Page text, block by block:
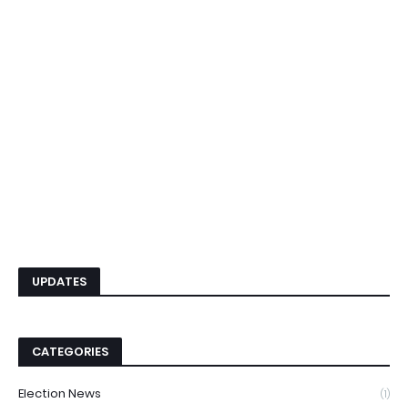
UPDATES
CATEGORIES
Election News (1)